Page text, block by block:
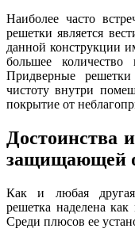
Наиболее часто
решетки является
данной конструкции
большее
Придверные
чистоту внутри
покрытие от
Достоинства
защищающей
Как и любая другая
решетка наделена
Среди плюсов ее